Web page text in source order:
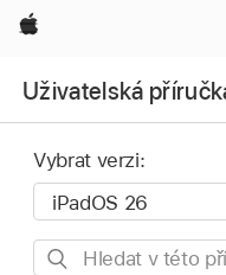
Apple
Uživatelská
Vybrat verzi:
Hledat